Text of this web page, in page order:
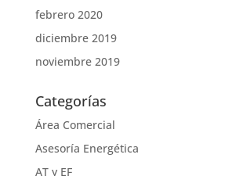
febrero 2020
diciembre 2019
noviembre 2019
Categorías
Área Comercial
Asesoría Energética
AT y EF